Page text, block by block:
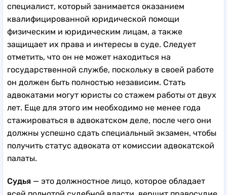
специалист, который занимается оказанием
квалифицированной юридической помощи
физическим и юридическим лицам, а также
защищает их права и интересы в суде. Следует
отметить, что он не может находиться на
государственной службе, поскольку в своей работе
он должен быть полностью независим. Стать
адвокатами могут юристы со стажем работы от двух
лет. Еще для этого им необходимо не менее года
стажироваться в адвокатском деле, после чего они
должны успешно сдать специальный экзамен, чтобы
получить статус адвоката от комиссии адвокатской
палаты.
Судья — это должностное лицо, которое обладает